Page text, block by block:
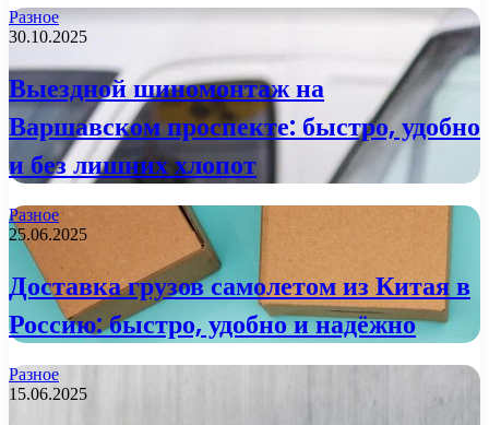
Разное
30.10.2025
Выездной шиномонтаж на
Варшавском проспекте: быстро, удобно
и без лишних хлопот
Разное
25.06.2025
Доставка грузов самолетом из Китая в
Россию: быстро, удобно и надёжно
Разное
15.06.2025